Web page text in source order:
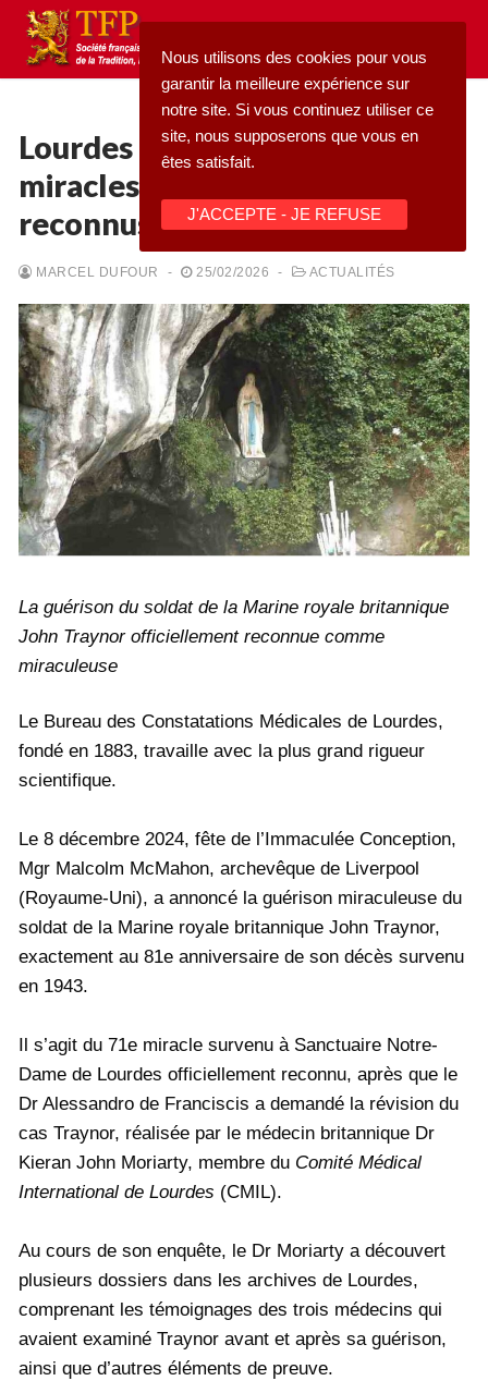
Aller
contenu
Rechercher
:
Accueil
Pétition
Qu’est-ce que la TFP
Action
Blog
Médiathèque
Lourdes : les deux derniers
miracles officiellement
reconnus (1ère partie)
MARCEL DUFOUR - 25/02/2026 - ACTUALITÉS
La guérison du soldat de la Marine royale britannique
John Traynor officiellement reconnue comme
miraculeuse
Le Bureau des Constatations Médicales de Lourdes,
fondé en 1883, travaille avec la plus grand rigueur
scientifique.
Le 8 décembre 2024, fête de l’Immaculée Conception,
Mgr Malcolm McMahon, archevêque de Liverpool
(Royaume-Uni), a annoncé la guérison miraculeuse du
soldat de la Marine royale britannique John Traynor,
exactement au 81e anniversaire de son décès survenu
en 1943.
Il s’agit du 71e miracle survenu à Sanctuaire Notre-
Dame de Lourdes officiellement reconnu, après que le
Dr Alessandro de Franciscis a demandé la révision du
cas Traynor, réalisée par le médecin britannique Dr
Kieran John Moriarty, membre du Comité Médical
International de Lourdes (CMIL).
Au cours de son enquête, le Dr Moriarty a découvert
plusieurs dossiers dans les archives de Lourdes,
comprenant les témoignages des trois médecins qui
avaient examiné Traynor avant et après sa guérison,
ainsi que d’autres éléments de preuve.
Nous utilisons des cookies pour vous
garantir la meilleure expérience sur
notre site. Si vous continuez utiliser ce
site, nous supposerons que vous en
êtes satisfait.
J'ACCEPTE - JE REFUSE